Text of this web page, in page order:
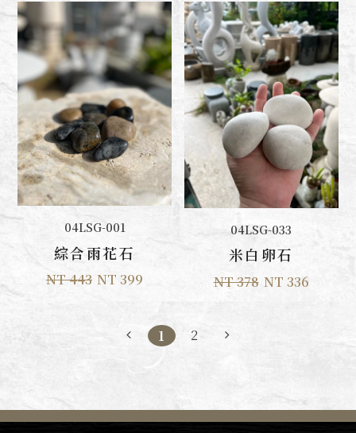
加入購物車
04LSG-001
綜合雨花石
NT 443 NT 399
加入購物車
04LSG-033
米白卵石
NT 378 NT 336
1 2